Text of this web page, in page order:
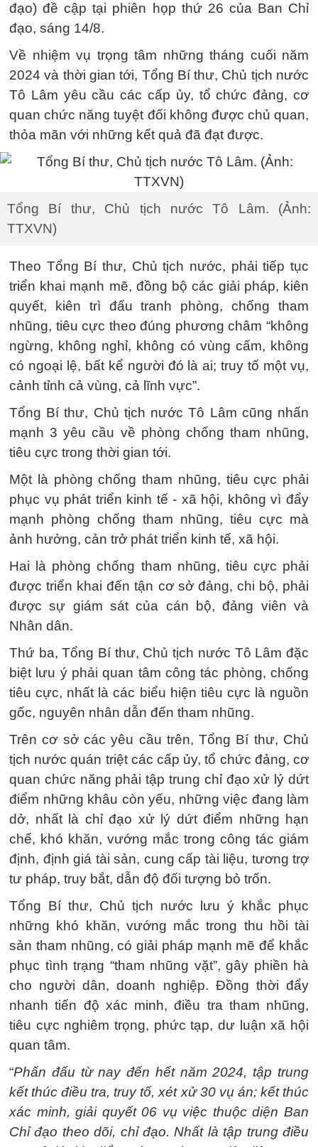
đạo) đề cập tại phiên họp thứ 26 của Ban Chỉ
đạo, sáng 14/8.
Về nhiệm vụ trọng tâm những tháng cuối năm
2024 và thời gian tới, Tổng Bí thư, Chủ tịch nước
Tô Lâm yêu cầu các cấp ủy, tổ chức đảng, cơ
quan chức năng tuyệt đối không được chủ quan,
thỏa mãn với những kết quả đã đạt được.
Tổng Bí thư, Chủ tịch nước Tô Lâm. (Ảnh:
TTXVN)
Theo Tổng Bí thư, Chủ tịch nước, phải tiếp tục
triển khai mạnh mẽ, đồng bộ các giải pháp, kiên
quyết, kiên trì đấu tranh phòng, chống tham
nhũng, tiêu cực theo đúng phương châm “không
ngừng, không nghỉ, không có vùng cấm, không
có ngoại lệ, bất kể người đó là ai; truy tố một vụ,
cảnh tỉnh cả vùng, cả lĩnh vực”.
Tổng Bí thư, Chủ tịch nước Tô Lâm cũng nhấn
mạnh 3 yêu cầu về phòng chống tham nhũng,
tiêu cực trong thời gian tới.
Một là phòng chống tham nhũng, tiêu cực phải
phục vụ phát triển kinh tế - xã hội, không vì đẩy
mạnh phòng chống tham nhũng, tiêu cực mà
ảnh hưởng, cản trở phát triển kinh tế, xã hội.
Hai là phòng chống tham nhũng, tiêu cực phải
được triển khai đến tận cơ sở đảng, chi bộ, phải
được sự giám sát của cán bộ, đảng viên và
Nhân dân.
Thứ ba, Tổng Bí thư, Chủ tịch nước Tô Lâm đặc
biệt lưu ý phải quan tâm công tác phòng, chống
tiêu cực, nhất là các biểu hiện tiêu cực là nguồn
gốc, nguyên nhân dẫn đến tham nhũng.
Trên cơ sở các yêu cầu trên, Tổng Bí thư, Chủ
tịch nước quán triệt các cấp ủy, tổ chức đảng, cơ
quan chức năng phải tập trung chỉ đạo xử lý dứt
điểm những khâu còn yếu, những việc đang làm
dở, nhất là chỉ đạo xử lý dứt điểm những hạn
chế, khó khăn, vướng mắc trong công tác giám
định, định giá tài sản, cung cấp tài liệu, tương trợ
tư pháp, truy bắt, dẫn độ đối tượng bỏ trốn.
Tổng Bí thư, Chủ tịch nước lưu ý khắc phục
những khó khăn, vướng mắc trong thu hồi tài
sản tham nhũng, có giải pháp mạnh mẽ để khắc
phục tình trạng “tham nhũng vặt”, gây phiền hà
cho người dân, doanh nghiệp. Đồng thời đẩy
nhanh tiến độ xác minh, điều tra tham nhũng,
tiêu cực nghiêm trọng, phức tạp, dư luận xã hội
quan tâm.
“Phấn đấu từ nay đến hết năm 2024, tập trung
kết thúc điều tra, truy tố, xét xử 30 vụ án; kết thúc
xác minh, giải quyết 06 vụ việc thuộc diện Ban
Chỉ đạo theo dõi, chỉ đạo. Nhất là tập trung điều